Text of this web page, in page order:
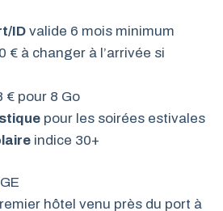
ID valide 6 mois minimum
€ à changer à l’arrivée si
€ pour 8 Go
pour les soirées estivales
indice 30+
hôtel venu près du port à